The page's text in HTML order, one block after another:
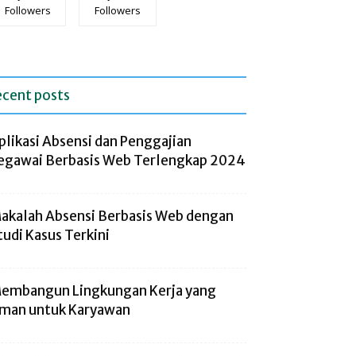
Followers Followers
posts
Absensi dan Penggajian
Berbasis Web Terlengkap 2024
Absensi Berbasis Web dengan
Kasus Terkini
Lingkungan Kerja yang
untuk Karyawan